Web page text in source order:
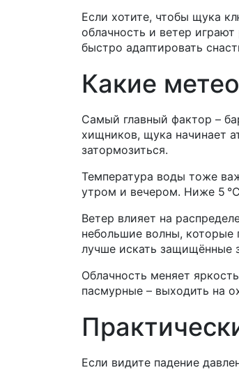
Если хотите, чтобы щука
облачность и ветер
быстро адаптировать
Какие
Самый главный фактор –
хищников, щука начинает
затормозиться.
Температура воды тоже
утром и вечером. Ниже 5
Ветер влияет на
небольшие волны, которые
лучше искать защищённые
Облачность меняет
пасмурные – выходить на
Если видите падение